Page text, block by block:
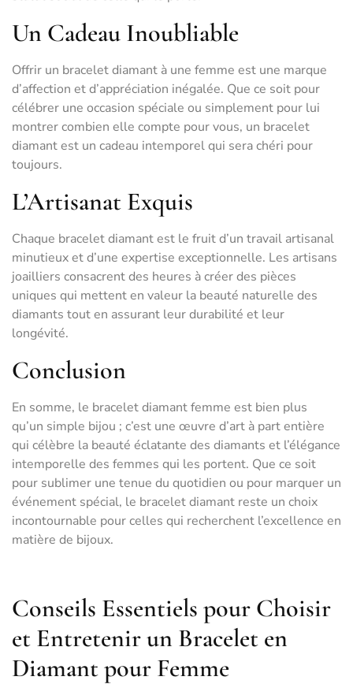
Un Cadeau Inoubliable
Offrir un bracelet diamant à une femme est une marque
d’affection et d’appréciation inégalée. Que ce soit pour
célébrer une occasion spéciale ou simplement pour lui
montrer combien elle compte pour vous, un bracelet
diamant est un cadeau intemporel qui sera chéri pour
toujours.
L’Artisanat Exquis
Chaque bracelet diamant est le fruit d’un travail artisanal
minutieux et d’une expertise exceptionnelle. Les artisans
joailliers consacrent des heures à créer des pièces
uniques qui mettent en valeur la beauté naturelle des
diamants tout en assurant leur durabilité et leur
longévité.
Conclusion
En somme, le bracelet diamant femme est bien plus
qu’un simple bijou ; c’est une œuvre d’art à part entière
qui célèbre la beauté éclatante des diamants et l’élégance
intemporelle des femmes qui les portent. Que ce soit
pour sublimer une tenue du quotidien ou pour marquer un
événement spécial, le bracelet diamant reste un choix
incontournable pour celles qui recherchent l’excellence en
matière de bijoux.
Conseils Essentiels pour Choisir
et Entretenir un Bracelet en
Diamant pour Femme